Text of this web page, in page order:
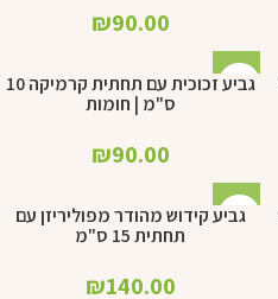
₪90.00
גביע זכוכית עם תחתית קרמיקה 10
ס"מ | חומות
₪90.00
גביע קידוש מהודר מפוליריזן עם
תחתית 15 ס"מ
₪140.00